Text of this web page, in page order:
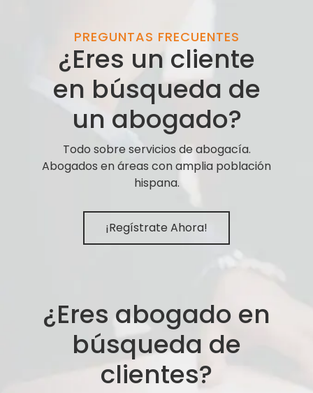
PREGUNTAS FRECUENTES
¿Eres un cliente
en búsqueda de
un abogado?
Todo sobre servicios de abogacía.
Abogados en áreas con amplia población
hispana.
¡Regístrate Ahora!
¿Eres abogado en
búsqueda de
clientes?